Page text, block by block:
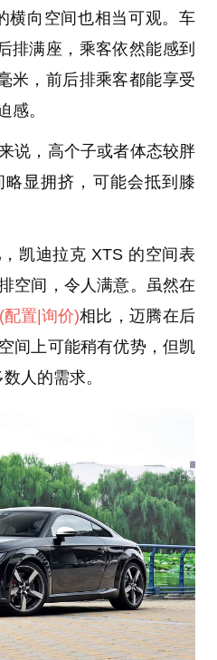
横向空间也相当可观。车
排满座，乘客依然能感到
米，前后排乘客都能享受
感。
说，高个子或者体态较胖
显拥挤，可能会抵到膝
凯迪拉克 XTS 的空间表
空间，令人满意。虽然在
(配置 |询价)相比，迈腾在后
间上可能稍有优势，但凯
人的需求。